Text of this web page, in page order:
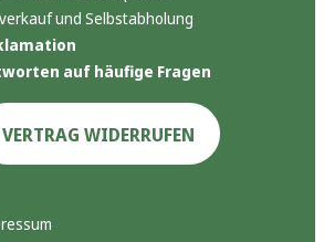
und Selbstabholung
auf häufige Fragen
VERTRAG WIDERRUFEN